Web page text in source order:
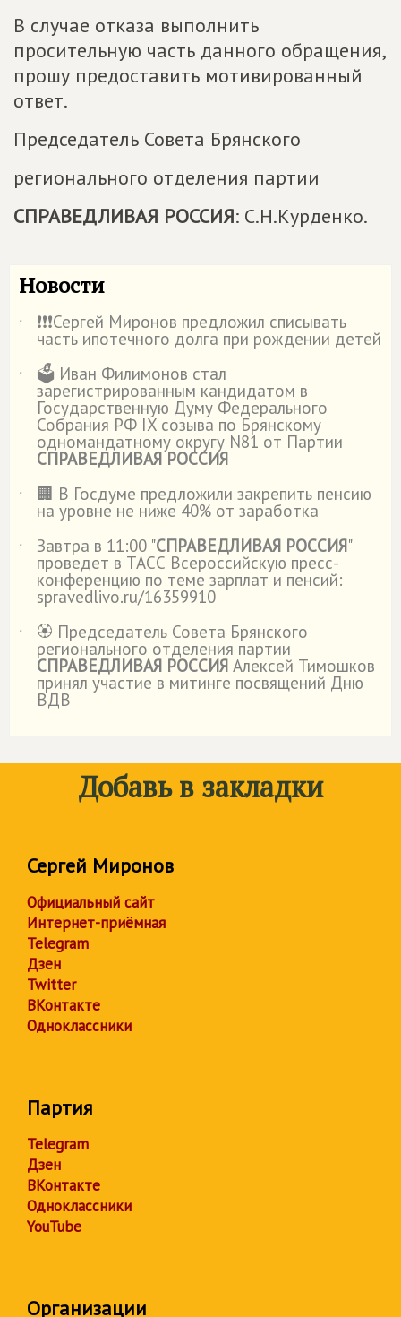
В случае отказа выполнить
просительную часть данного обращения,
прошу предоставить мотивированный
ответ.
Председатель Совета Брянского
регионального отделения партии
СПРАВЕДЛИВАЯ РОССИЯ: С.Н.Курденко.
Новости
˙ ❗️❗️❗️Сергей Миронов предложил списывать
часть ипотечного долга при рождении детей
˙
🗳️ Иван Филимонов стал
зарегистрированным кандидатом в
Государственную Думу Федерального
Собрания РФ IX созыва по Брянскому
одномандатному округу N81 от Партии
СПРАВЕДЛИВАЯ РОССИЯ
˙
🏢 В Госдуме предложили закрепить пенсию
на уровне не ниже 40% от заработка
˙
Завтра в 11:00 "СПРАВЕДЛИВАЯ РОССИЯ"
проведет в ТАСС Всероссийскую пресс-
конференцию по теме зарплат и пенсий:
spravedlivo.ru/16359910
˙
🏵️ Председатель Совета Брянского
регионального отделения партии
СПРАВЕДЛИВАЯ РОССИЯ Алексей Тимошков
принял участие в митинге посвящений Дню
ВДВ
Добавь в закладки
Сергей Миронов
Официальный сайт
Интернет-приёмная
Telegram
Дзен
Twitter
ВКонтакте
Одноклассники
Партия
Telegram
Дзен
ВКонтакте
Одноклассники
YouTube
Организации